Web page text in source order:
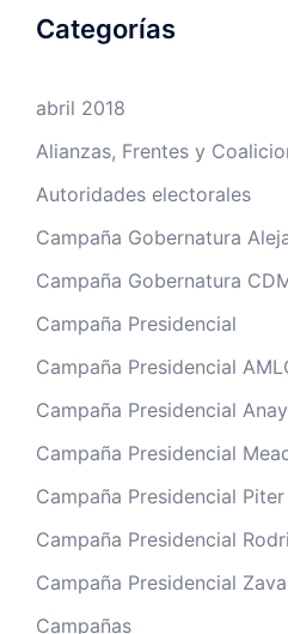
Categorías
abril 2018
Alianzas, Frentes y
Autoridades electorales
Campaña Gobernatura
Campaña Gobernatura
Campaña Presidencial
Campaña Presidencial
Campaña Presidencial
Campaña Presidencial
Campaña Presidencial Piter
Campaña Presidencial
Campaña Presidencial
Campañas